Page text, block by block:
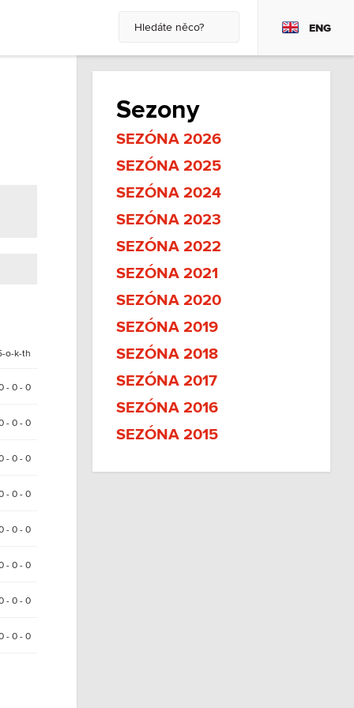
ENG
o-k-th
- 0 - 0
- 0 - 0
- 0 - 0
- 0 - 0
- 0 - 0
- 0 - 0
- 0 - 0
- 0 - 0
Sezony
SEZÓNA 2026
SEZÓNA 2025
SEZÓNA 2024
SEZÓNA 2023
SEZÓNA 2022
SEZÓNA 2021
SEZÓNA 2020
SEZÓNA 2019
SEZÓNA 2018
SEZÓNA 2017
SEZÓNA 2016
SEZÓNA 2015